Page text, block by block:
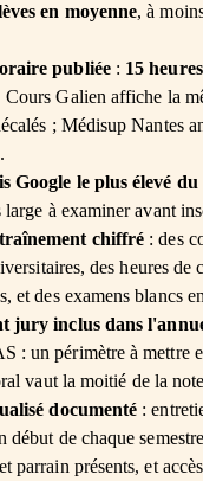
en moyenne, à
publiée: 15
Cours Galien affiche la
; Médisup Nantes
Google le plus élevé du
large à examiner avant
chiffré : des
des heures de
et des examens blancs
jury inclus dans
: un périmètre à mettre
vaut la moitié de la
documenté :
début de chaque
parrain présents, et